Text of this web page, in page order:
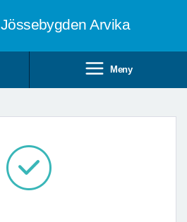
Jössebygden Arvika
Meny